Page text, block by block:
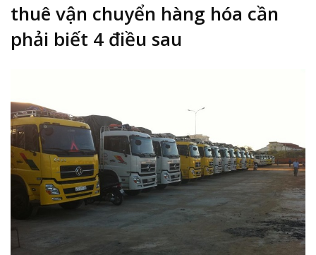
thuê vận chuyển hàng hóa cần
phải biết 4 điều sau